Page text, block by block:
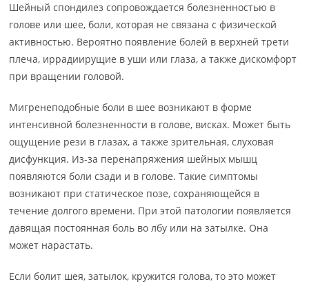
Шейный спондилез сопровождается болезненностью в
голове или шее, боли, которая не связана с физической
активностью. Вероятно появление болей в верхней трети
плеча, иррадиирущие в уши или глаза, а также дискомфорт
при вращении головой.
Мигренеподобные боли в шее возникают в форме
интенсивной болезненности в голове, висках. Может быть
ощущение рези в глазах, а также зрительная, слуховая
дисфункция. Из-за перенапряжения шейных мышц
появляются боли сзади и в голове. Такие симптомы
возникают при статическое позе, сохраняющейся в
течение долгого времени. При этой патологии появляется
давящая постоянная боль во лбу или на затылке. Она
может нарастать.
Если болит шея, затылок, кружится голова, то это может